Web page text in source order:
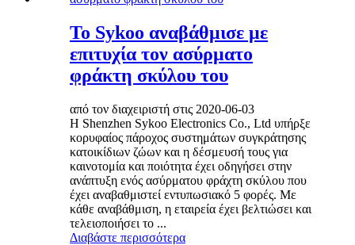
Το Sykoo αναβάθμισε με
επιτυχία τον ασύρματο
φράκτη σκύλου του
από τον διαχειριστή στις 2020-06-03
Η Shenzhen Sykoo Electronics Co., Ltd υπήρξε
κορυφαίος πάροχος συστημάτων συγκράτησης
κατοικίδιων ζώων και η δέσμευσή τους για
καινοτομία και ποιότητα έχει οδηγήσει στην
ανάπτυξη ενός ασύρματου φράχτη σκύλου που
έχει αναβαθμιστεί εντυπωσιακό 5 φορές. Με
κάθε αναβάθμιση, η εταιρεία έχει βελτιώσει και
τελειοποιήσει το ...
Διαβάστε περισσότερα